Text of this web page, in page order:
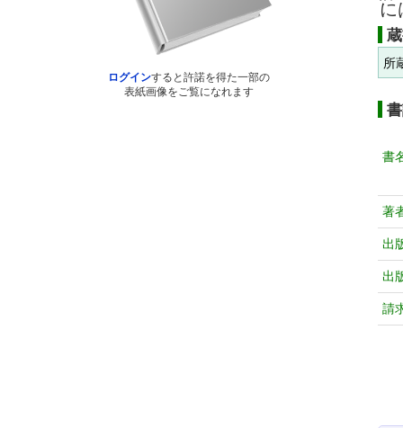
ログインすると許諾を得た一部の
表紙画像をご覧になれます
に
所
書
著
出
出
請